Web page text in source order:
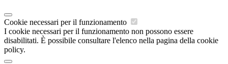
Cookie necessari per il funzionamento
I cookie necessari per il funzionamento non possono essere
disabilitati. È possibile consultare l'elenco nella pagina della cookie
policy.